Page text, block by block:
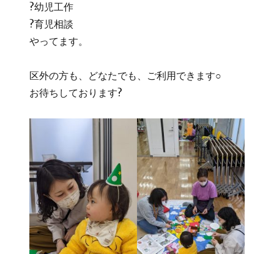
?幼児工作
?育児相談
やってます。
区外の方も、どなたでも、ご利用できます○
お待ちしております?